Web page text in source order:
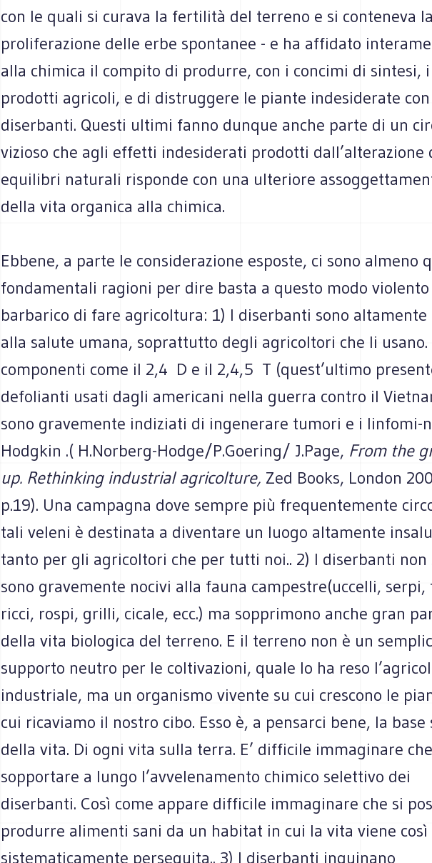
con le quali si curava la fertilità del terreno e si conteneva la
proliferazione delle erbe spontanee - e ha affidato
alla chimica il compito di produrre, con i concimi di sintesi, i
prodotti agricoli, e di distruggere le piante indesiderate
diserbanti. Questi ultimi fanno dunque anche parte di un
vizioso che agli effetti indesiderati prodotti dall’alterazione
equilibri naturali risponde con una ulteriore
della vita organica alla chimica.
Ebbene, a parte le considerazione esposte, ci sono almeno
fondamentali ragioni per dire basta a questo modo violento
barbarico di fare agricoltura: 1) I diserbanti sono altamente
alla salute umana, soprattutto degli agricoltori che li usano.
componenti come il 2,4 ­ D e il 2,4,5 ­ T (quest’ultimo
defolianti usati dagli americani nella guerra contro il
sono gravemente indiziati di ingenerare tumori e i linfomi-
Hodgkin .( H.Norberg-Hodge/P.Goering/ J.Page, From the
up. Rethinking industrial agricolture, Zed Books, London
p.19). Una campagna dove sempre più frequentemente
tali veleni è destinata a diventare un luogo altamente
tanto per gli agricoltori che per tutti noi.. 2) I diserbanti non
sono gravemente nocivi alla fauna campestre(uccelli, serpi,
ricci, rospi, grilli, cicale, ecc.) ma sopprimono anche gran
della vita biologica del terreno. E il terreno non è un
supporto neutro per le coltivazioni, quale lo ha reso
industriale, ma un organismo vivente su cui crescono le
cui ricaviamo il nostro cibo. Esso è, a pensarci bene, la base
della vita. Di ogni vita sulla terra. E’ difficile immaginare
sopportare a lungo l’avvelenamento chimico selettivo dei
diserbanti. Così come appare difficile immaginare che si
produrre alimenti sani da un habitat in cui la vita viene così
sistematicamente perseguita.. 3) I diserbanti inquinano